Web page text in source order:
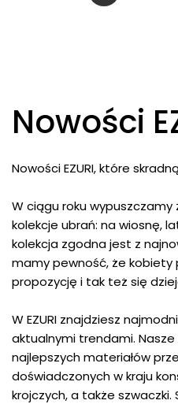
Nowości
Nowości EZURI, które
W ciągu roku
kolekcje ubrań: na wiosnę,
kolekcja zgodna jest z
mamy pewność, że kobiety
propozycję i tak też się
W EZURI znajdziesz
aktualnymi trendami.
najlepszych materiałów
doświadczonych w kraju
krojczych, a także